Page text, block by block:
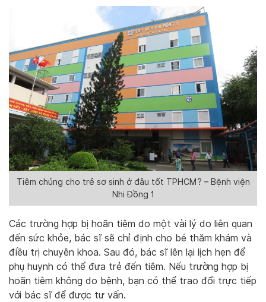
Tiêm chủng cho trẻ sơ sinh ở đâu tốt TPHCM? – Bệnh viện
Nhi Đồng 1
Các trường hợp bị hoãn tiêm do một vài lý do liên quan
đến sức khỏe, bác sĩ sẽ chỉ định cho bé thăm khám và
điều trị chuyên khoa. Sau đó, bác sĩ lên lại lịch hẹn để
phụ huynh có thể đưa trẻ đến tiêm. Nếu trường hợp bị
hoãn tiêm không do bệnh, bạn có thể trao đổi trực tiếp
với bác sĩ để được tư vấn.